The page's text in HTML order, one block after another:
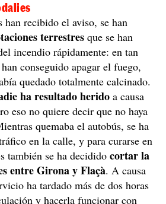
han recibido el aviso, se han
terrestres que se han
incendio rápidamente: en tan
conseguido apagar el fuego,
quedado totalmente calcinado.
ha resultado herido a causa
eso no quiere decir que no haya
quemaba el autobús, se ha
en la calle, y para curarse en
también se ha decidido cortar la
entre Girona y Flaçà. A causa
ha tardado más de dos horas
y hacerla funcionar con